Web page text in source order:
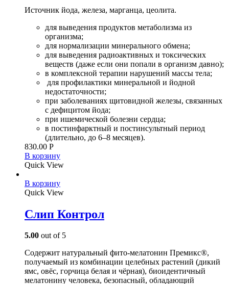
Источник йода, железа, марганца, цеолита.
для выведения продуктов метаболизма из
организма;
для нормализации минерального обмена;
для выведения радиоактивных и токсических
веществ (даже если они попали в организм давно);
в комплексной терапии нарушений массы тела;
для профилактики минеральной и йодной
недостаточности;
при заболеваниях щитовидной железы, связанных
с дефицитом йода;
при ишемической болезни сердца;
в постинфарктный и постинсультный период
(длительно, до 6–8 месяцев).
830.00 Р
В корзину
Quick View
В корзину
Quick View
Слип Контрол
5.00 out of 5
Содержит натуральный фито-мелатонин Премикс®,
получаемый из комбинации целебных растений (дикий
ямс, овёс, горчица белая и чёрная), биоидентичный
мелатонину человека, безопасный, обладающий